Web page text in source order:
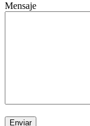
Mensaje